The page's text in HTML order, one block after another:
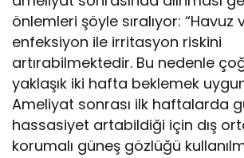
önlemleri şöyle sıralıyor: “Havuz
enfeksiyon ile irritasyon riskini
artırabilmektedir. Bu nedenle
yaklaşık iki hafta beklemek
Ameliyat sonrası ilk haftalarda
hassasiyet artabildiği için dış
korumalı güneş gözlüğü